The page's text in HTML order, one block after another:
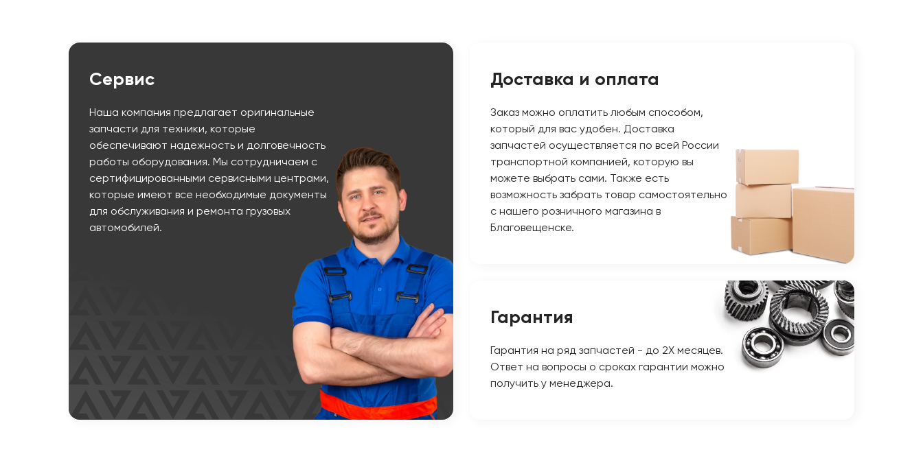
Сервис
Наша компания предлагает оригинальные
запчасти для техники, которые
обеспечивают надежность и долговечность
работы оборудования. Мы сотрудничаем с
сертифицированными сервисными центрами,
которые имеют все необходимые документы
для обслуживания и ремонта грузовых
автомобилей.
Доставка и оплата
Заказ можно оплатить любым способом,
который для вас удобен. Доставка
запчастей осуществляется по всей России
транспортной компанией, которую вы
можете выбрать сами. Также есть
возможность забрать товар самостоятельно
с нашего розничного магазина в
Благовещенске.
Гарантия
Гарантия на ряд запчастей - до 2Х месяцев.
Ответ на вопросы о сроках гарантии можно
получить у менеджера.